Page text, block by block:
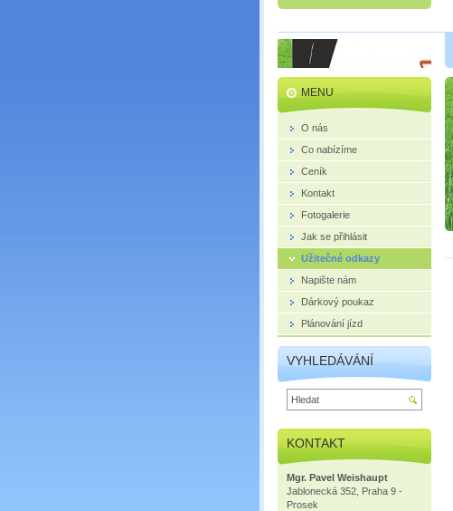
MENU
O nás
Co nabízíme
Ceník
Kontakt
Fotogalerie
Jak se přihlásit
Užitečné odkazy
Napište nám
Dárkový poukaz
Plánování jízd
VYHLEDÁVÁNÍ
KONTAKT
Mgr. Pavel Weishaupt
Jablonecká 352, Praha 9 -
Prosek